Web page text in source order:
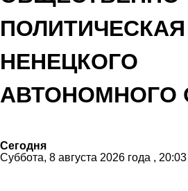
ПОЛИТИЧЕСКАЯ
НЕНЕЦКОГО
АВТОНОМНОГО
Сегодня
Суббота, 8 августа 2026 года , 20:03